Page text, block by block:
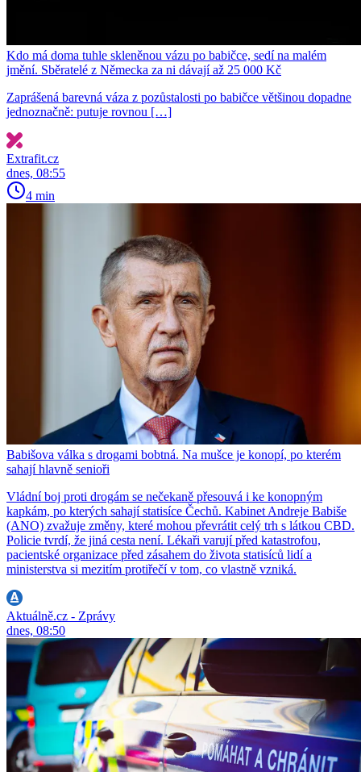
Kdo má doma tuhle skleněnou vázu po babičce, sedí na malém
jmění. Sběratelé z Německa za ni dávají až 25 000 Kč
Zaprášená barevná váza z pozůstalosti po babičce většinou dopadne
jednoznačně: putuje rovnou […]
Extrafit.cz
dnes, 08:55
4 min
Babišova válka s drogami bobtná. Na mušce je konopí, po kterém
sahají hlavně senioři
Vládní boj proti drogám se nečekaně přesouvá i ke konopným
kapkám, po kterých sahají statisíce Čechů. Kabinet Andreje Babiše
(ANO) zvažuje změny, které mohou převrátit celý trh s látkou CBD.
Policie tvrdí, že jiná cesta není. Lékaři varují před katastrofou,
pacientské organizace před zásahem do života statisíců lidí a
ministerstva si mezitím protiřečí v tom, co vlastně vzniká.
Aktuálně.cz - Zprávy
dnes, 08:50